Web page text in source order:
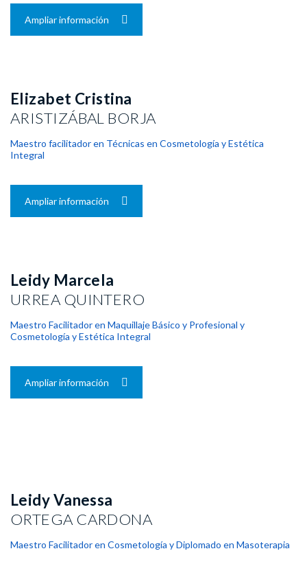
Ampliar información
Elizabet Cristina
ARISTIZÁBAL BORJA
Maestro facilitador en Técnicas en Cosmetología y Estética
Integral
Ampliar información
Leidy Marcela
URREA QUINTERO
Maestro Facilitador en Maquillaje Básico y Profesional y
Cosmetología y Estética Integral
Ampliar información
Leidy Vanessa
ORTEGA CARDONA
Maestro Facilitador en Cosmetología y Diplomado en Masoterapia